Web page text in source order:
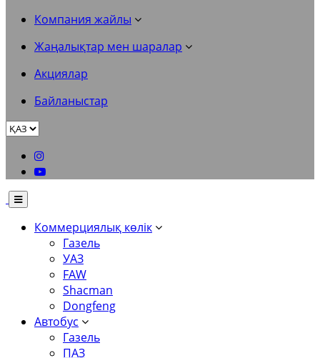
Компания жайлы
Жаңалықтар мен шаралар
Акциялар
Байланыстар
Коммерциялық көлік
Газель
УАЗ
FAW
Shacman
Dongfeng
Автобус
Газель
ПАЗ